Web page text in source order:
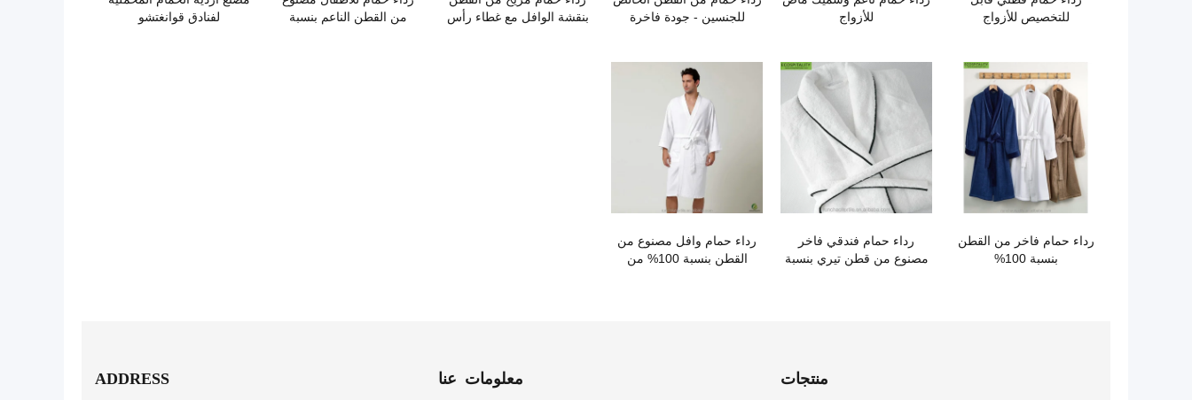
للتخصيص للأزواج
للأزواج
للجنسين - جودة فاخرة
بنقشة الوافل مع غطاء رأس
من القطن الناعم بنسبة
لفنادق قوانغتشو
رداء حمام فاخر من القطن
بنسبة 100%
رداء حمام فندقي فاخر
مصنوع من قطن تيري بنسبة
رداء حمام وافل مصنوع من
القطن بنسبة 100% من
منتجات معلومات عنا ADDRESS